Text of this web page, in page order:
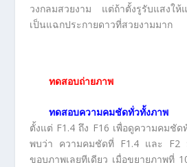
วงกลมสวยงาม แต่ถ้าตั้งรูรับแสงใ
เป็นแฉกประกายดาวที่สวยงามมาก
ทดสอบถ่ายภาพ
ทดสอบความคมชัดทั่วทั้งภาพผม
ตั้งแต่ F1.4 ถึง F16 เพื่อดูความคมชั
พบว่า ความคมชัดที่ F1.4 และ F2
ขอบภาพเลยทีเดียว เมื่อขยายภาพที่